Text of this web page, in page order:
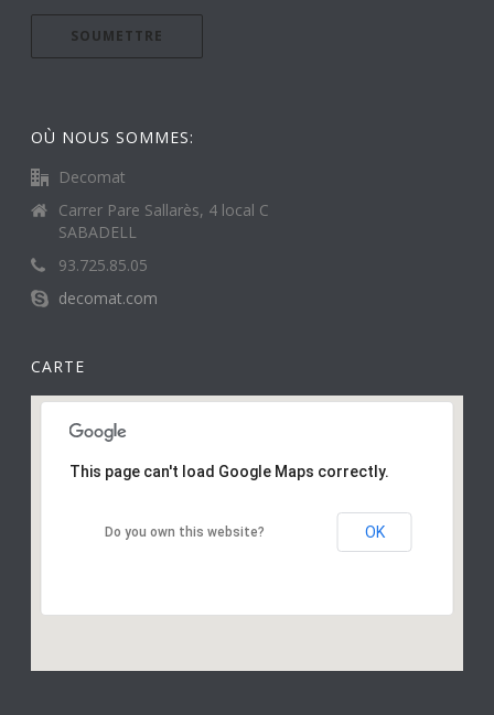
OÙ NOUS SOMMES:
Decomat
Carrer Pare Sallarès, 4 local C
SABADELL
93.725.85.05
decomat.com
CARTE
This page can't load Google Maps correctly.
Do you own this website? OK